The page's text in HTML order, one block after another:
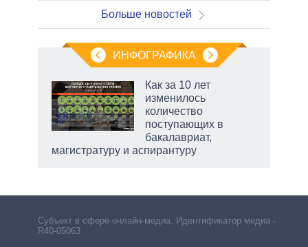
Больше новостей
ИНФОГРАФИКА
Как за 10 лет
изменилось
количество
поступающих в
бакалавриат,
магистратуру и аспирантуру
Субъект в сфере онлайн-медиа. Идентификатор медиа –
R40-05063